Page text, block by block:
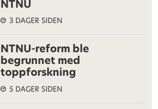
NTNU
3 DAGER SIDEN
NTNU-reform ble
begrunnet med
toppforskning
5 DAGER SIDEN